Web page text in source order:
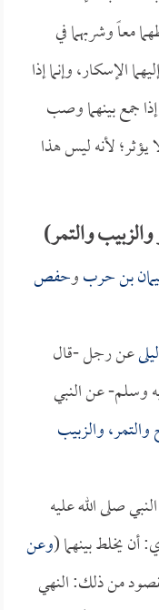
معاً وشربهما في
الإسكار، وإنما إذا
جمع بينهما وصب
لأنه ليس هذا
والتمر)
بن حربوحفص
عن رجل -قال
وسلم- عن النبي
والزبيب
صلى الله عليه
أن يخلط بينهما (وعن
من ذلك: النهي